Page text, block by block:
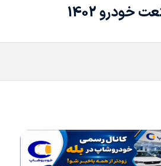
1402